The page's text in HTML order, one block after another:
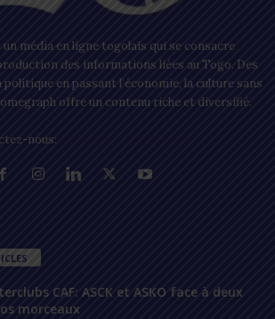
média en ligne togolais qui se consacre
des informations liées au Togo. Des
en passant l’économie, la culture sans
offre un contenu riche et diversifié.
nous:
CAF: ASCK et ASKO face à deux
morceaux